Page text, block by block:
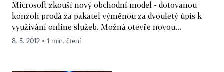
Microsoft zkouší nový obchodní model - dotovanou
konzoli prodá za pakatel výměnou za dvouletý úpis k
využívání online služeb. Možná otevře novou...
8. 5. 2012 ▪ 1 min. čtení